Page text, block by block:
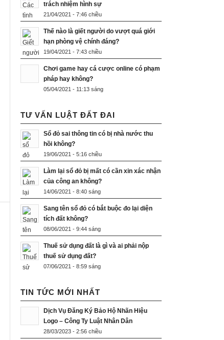
trách nhiệm hình sự
21/04/2021 - 7:46 chiều
Thế nào là giết người do vượt quá giới
hạn phòng vệ chính đáng?
19/04/2021 - 7:43 chiều
Chơi game hay cá cược online có phạm
pháp hay không?
05/04/2021 - 11:13 sáng
TƯ VẤN LUẬT ĐẤT ĐAI
Sổ đỏ sai thông tin có bị nhà nước thu
hồi không?
19/06/2021 - 5:16 chiều
Làm lại sổ đỏ bị mất có cần xin xác nhận
của công an không?
14/06/2021 - 8:40 sáng
Sang tên sổ đỏ có bắt buộc đo lại diện
tích đất không?
08/06/2021 - 9:44 sáng
Thuế sử dụng đất là gì và ai phải nộp
thuế sử dụng đất?
07/06/2021 - 8:59 sáng
TIN TỨC MỚI NHẤT
Dịch Vụ Đăng Ký Bảo Hộ Nhãn Hiệu
Logo – Công Ty Luật Nhân Dân
28/03/2023 - 2:56 chiều